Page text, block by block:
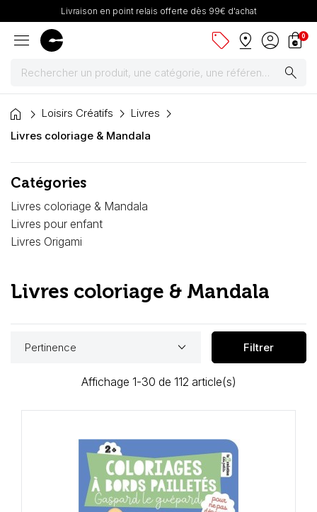
Livraison en point relais offerte dès 99€ d'achat
menu sell pin_drop account_circle shopping_bag
0
search
Peintures
Châssis, toiles & chevalets
Papiers
Cartons mousse & plume
Loisirs Créatifs
home Loisirs Créatifs
Livres
Livres coloriage & Mandala
Catégories
Livres coloriage & Mandala
Livres pour enfant
Livres Origami
Livres coloriage & Mandala
Pertinence keyboard_arrow_down Filtrer
Affichage 1-30 de 112 article(s)